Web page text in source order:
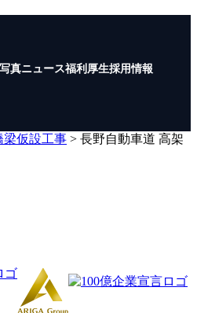
真ニュース福利厚生採用情報
梁仮設工事 > 長野自動車道 高架